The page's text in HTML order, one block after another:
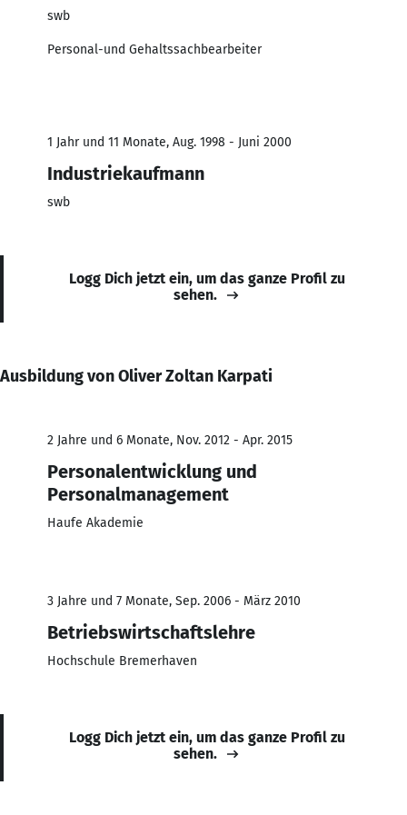
swb
Personal-und Gehaltssachbearbeiter
1 Jahr und 11 Monate, Aug. 1998 - Juni 2000
Industriekaufmann
swb
Logg Dich jetzt ein, um das ganze Profil zu
sehen.
Ausbildung von Oliver Zoltan Karpati
2 Jahre und 6 Monate, Nov. 2012 - Apr. 2015
Personalentwicklung und
Personalmanagement
Haufe Akademie
3 Jahre und 7 Monate, Sep. 2006 - März 2010
Betriebswirtschaftslehre
Hochschule Bremerhaven
Logg Dich jetzt ein, um das ganze Profil zu
sehen.